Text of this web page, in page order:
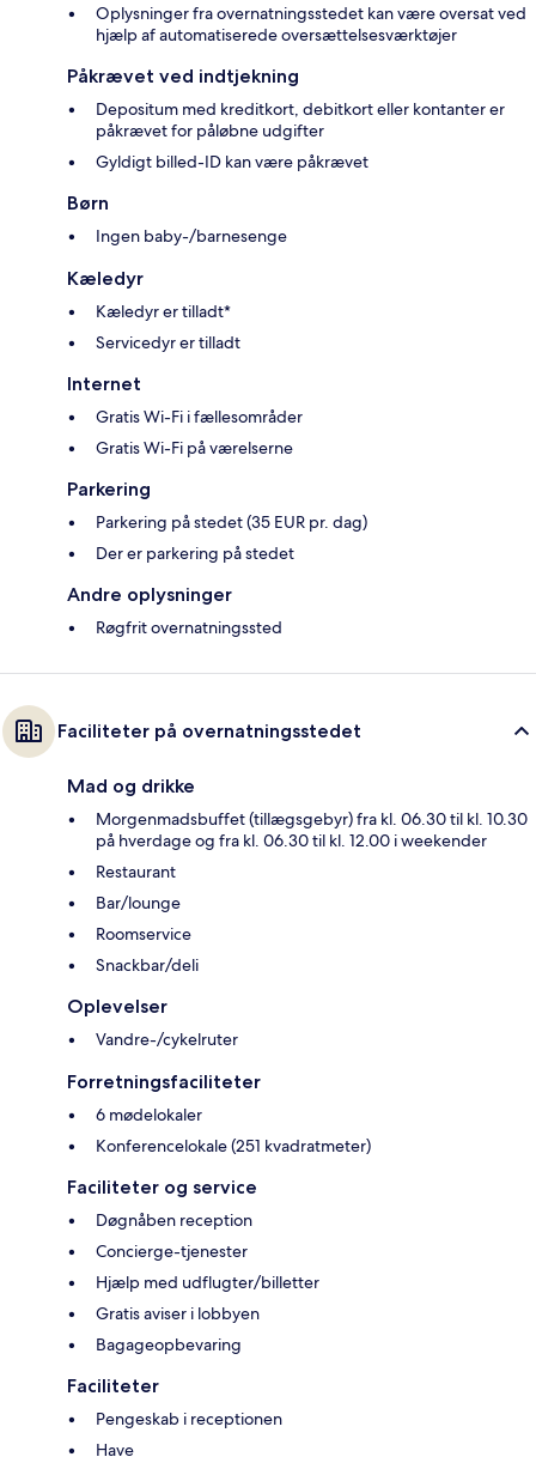
Oplysninger fra overnatningsstedet kan være oversat ved
hjælp af automatiserede oversættelsesværktøjer
Påkrævet ved indtjekning
Depositum med kreditkort, debitkort eller kontanter er
påkrævet for påløbne udgifter
Gyldigt billed-ID kan være påkrævet
Børn
Ingen baby-/barnesenge
Kæledyr
Kæledyr er tilladt*
Servicedyr er tilladt
Internet
Gratis Wi-Fi i fællesområder
Gratis Wi-Fi på værelserne
Parkering
Parkering på stedet (35 EUR pr. dag)
Der er parkering på stedet
Andre oplysninger
Røgfrit overnatningssted
Faciliteter på overnatningsstedet
Mad og drikke
Morgenmadsbuffet (tillægsgebyr) fra kl. 06.30 til kl. 10.30
på hverdage og fra kl. 06.30 til kl. 12.00 i weekender
Restaurant
Bar/lounge
Roomservice
Snackbar/deli
Oplevelser
Vandre-/cykelruter
Forretningsfaciliteter
6 mødelokaler
Konferencelokale (251 kvadratmeter)
Faciliteter og service
Døgnåben reception
Concierge-tjenester
Hjælp med udflugter/billetter
Gratis aviser i lobbyen
Bagageopbevaring
Faciliteter
Pengeskab i receptionen
Have